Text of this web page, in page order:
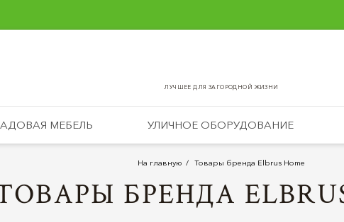
ЛУЧШЕЕ ДЛЯ ЗАГОРОДНОЙ ЖИЗНИ
МЕБЕЛЬ УЛИЧНОЕ ОБОРУДОВАНИЕ
На главную Товары бренда Elbrus Home
БРЕНДА